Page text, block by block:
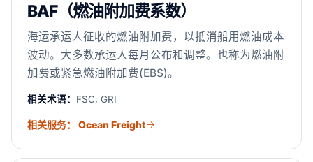
BAF（燃油附加费系数）
海运承运人征收的燃油附加费，以抵消船用燃油成本
波动。大多数承运人每月公布和调整。也称为燃油附
加费或紧急燃油附加费(EBS)。
相关术语： FSC, GRI
相关服务： Ocean Freight